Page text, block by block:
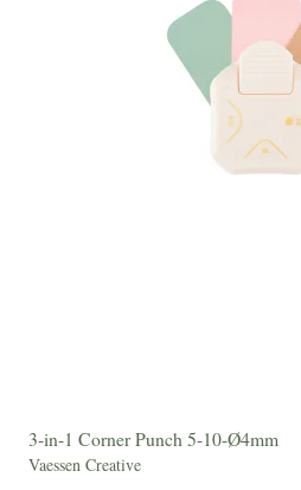
3-in-1 Corner Punch 5-10-Ø4mm
Vaessen Creative